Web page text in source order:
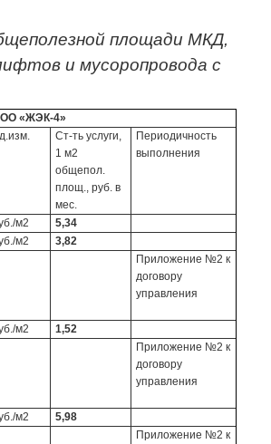
площади МКД,
и мусоропровода с
«ЖЭК-4»
Ст-ть услуги,
1 м2
общепол.
площ., руб. в
мес.
Периодичность
выполнения
м2
5,34
м2
3,82
Приложение №2 к
договору
управления
м2
1,52
Приложение №2 к
договору
управления
м2
5,98
Приложение №2 к